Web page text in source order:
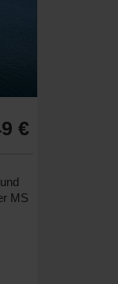
€
MS